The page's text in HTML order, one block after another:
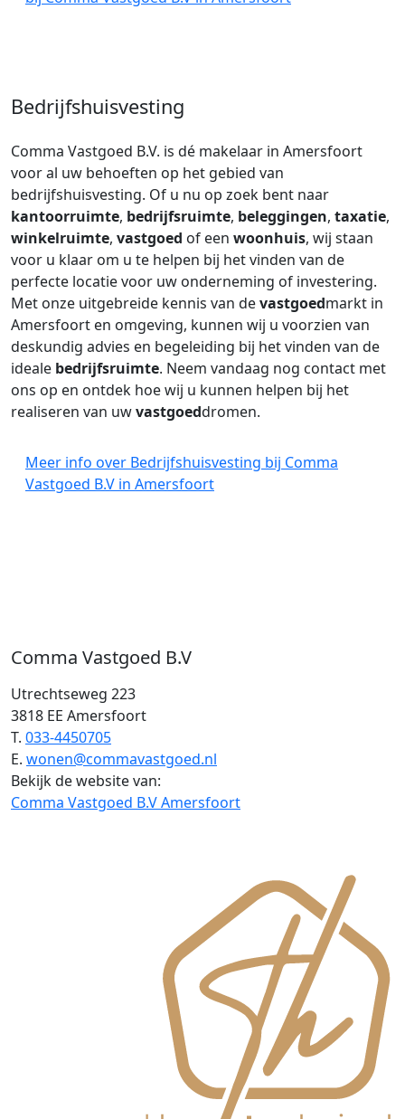
Comma Vastgoed B.V
Utrechtseweg 223
3818 EE Amersfoort
T. 033-4450705
E. wonen@commavastgoed.nl
Bekijk de website van:
Comma Vastgoed B.V Amersfoort
Bedrijfshuisvesting
Comma Vastgoed B.V. is dé makelaar in Amersfoort
voor al uw behoeften op het gebied van
bedrijfshuisvesting. Of u nu op zoek bent naar
kantoorruimte, bedrijfsruimte, beleggingen, taxatie,
winkelruimte, vastgoed of een woonhuis, wij staan
voor u klaar om u te helpen bij het vinden van de
perfecte locatie voor uw onderneming of investering.
Met onze uitgebreide kennis van devastgoedmarkt in
Amersfoort en omgeving, kunnen wij u voorzien van
deskundig advies en begeleiding bij het vinden van de
ideale bedrijfsruimte. Neem vandaag nog contact met
ons op en ontdek hoe wij u kunnen helpen bij het
realiseren van uwvastgoeddromen.
Meer info over Bedrijfshuisvesting bij Comma
Vastgoed B.V in Amersfoort